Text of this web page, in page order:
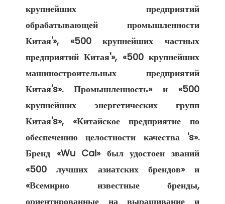
крупнейших предприятий
обрабатывающей промышленности
Китая'», «500 крупнейших частных
предприятий Китая'», «500 крупнейших
машиностроительных предприятий
Китая's». Промышленность» и «500
крупнейших энергетических групп
Китая's», «Китайское предприятие по
обеспечению целостности качества 's».
Бренд «Wu Cai» был удостоен званий
«500 лучших азиатских брендов» и
«Всемирно известные бренды,
ориентированные на выращивание и